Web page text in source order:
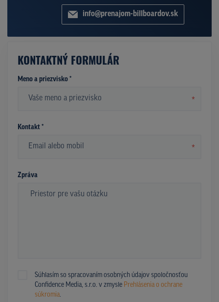
info@prenajom-billboardov.sk
KONTAKTNÝ FORMULÁR
Meno a priezvisko *
*
Kontakt *
*
Zpráva
Súhlasím so spracovaním osobných údajov spoločnosťou
Confidence Media, s.r.o. v zmysle Prehlásenia o ochrane
súkromia.